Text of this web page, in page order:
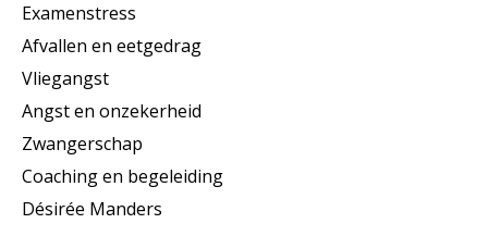
Examenstress
Afvallen en eetgedrag
Vliegangst
Angst en onzekerheid
Zwangerschap
Coaching en begeleiding
Désirée Manders